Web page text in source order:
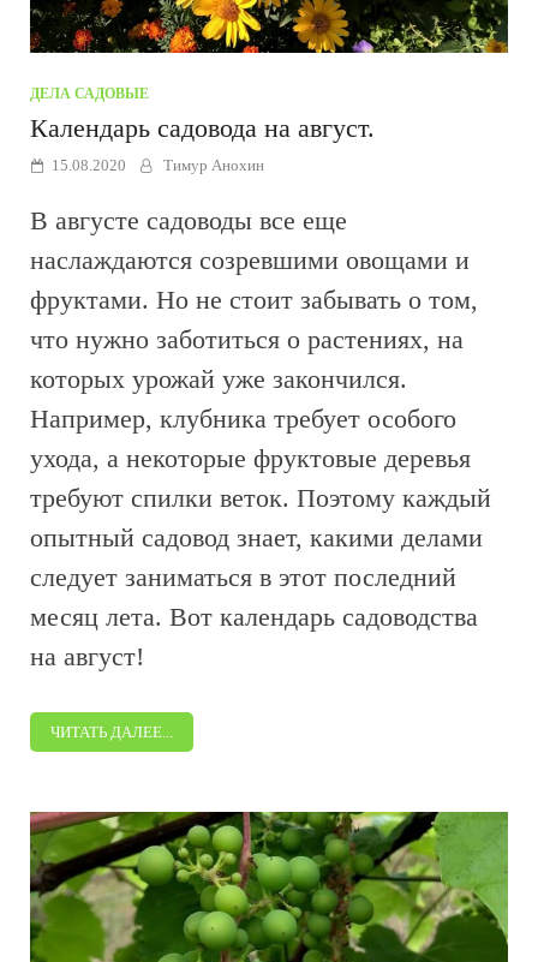
ДЕЛА САДОВЫЕ
Календарь садовода на август.
15.08.2020 Тимур Анохин
В августе садоводы все еще
наслаждаются созревшими овощами и
фруктами. Но не стоит забывать о том,
что нужно заботиться о растениях, на
которых урожай уже закончился.
Например, клубника требует особого
ухода, а некоторые фруктовые деревья
требуют спилки веток. Поэтому каждый
опытный садовод знает, какими делами
следует заниматься в этот последний
месяц лета. Вот календарь садоводства
на август!
ЧИТАТЬ ДАЛЕЕ...